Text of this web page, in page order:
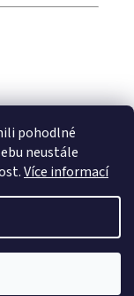
pohodlné
neustále
Více informací
vyhrazena.